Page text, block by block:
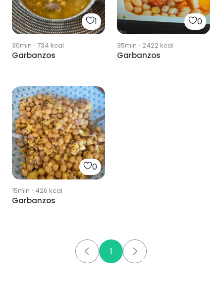
1
30min · 734 kcal
Garbanzos
0
35min · 2422kcal
Garbanzos
0
15min · 426 kcal
Garbanzos
1